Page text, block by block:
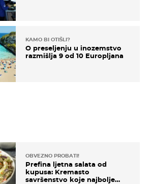
OBVEZNO PROBATI!
Prefina ljetna salata od
kupusa: Kremasto
savršenstvo koje najbolje
KAMO BI OTIŠLI?
O preseljenju u inozemstvo
razmišlja 9 od 10 Europljana